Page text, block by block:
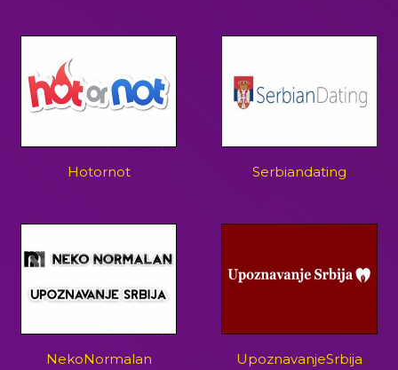
Hotornot Serbiandating
NekoNormalan UpoznavanjeSrbija